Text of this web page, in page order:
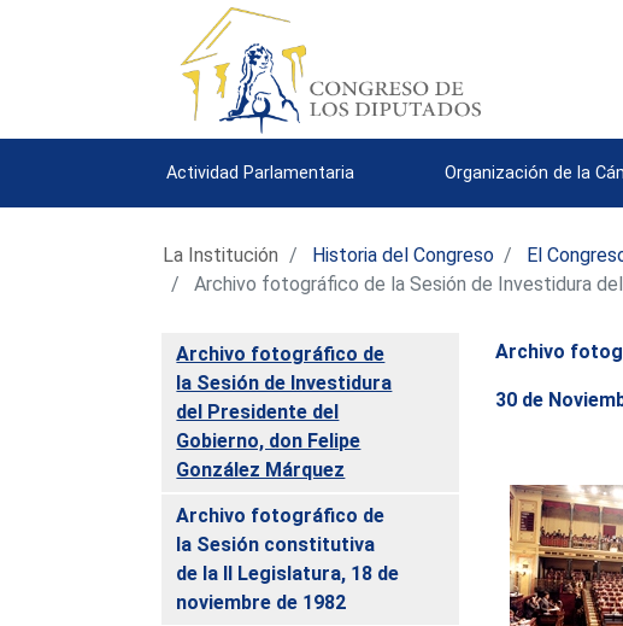
Actividad Parlamentaria Organización de la
La Institución Historia del Congreso El
Archivo fotográfico de la Sesión de Investidura
Archivo fotográfico de
la Sesión de Investidura
del Presidente del
Gobierno, don Felipe
González Márquez
Archivo fotográfico de
la Sesión constitutiva
de la II Legislatura, 18 de
noviembre de 1982
Archivo
30 de